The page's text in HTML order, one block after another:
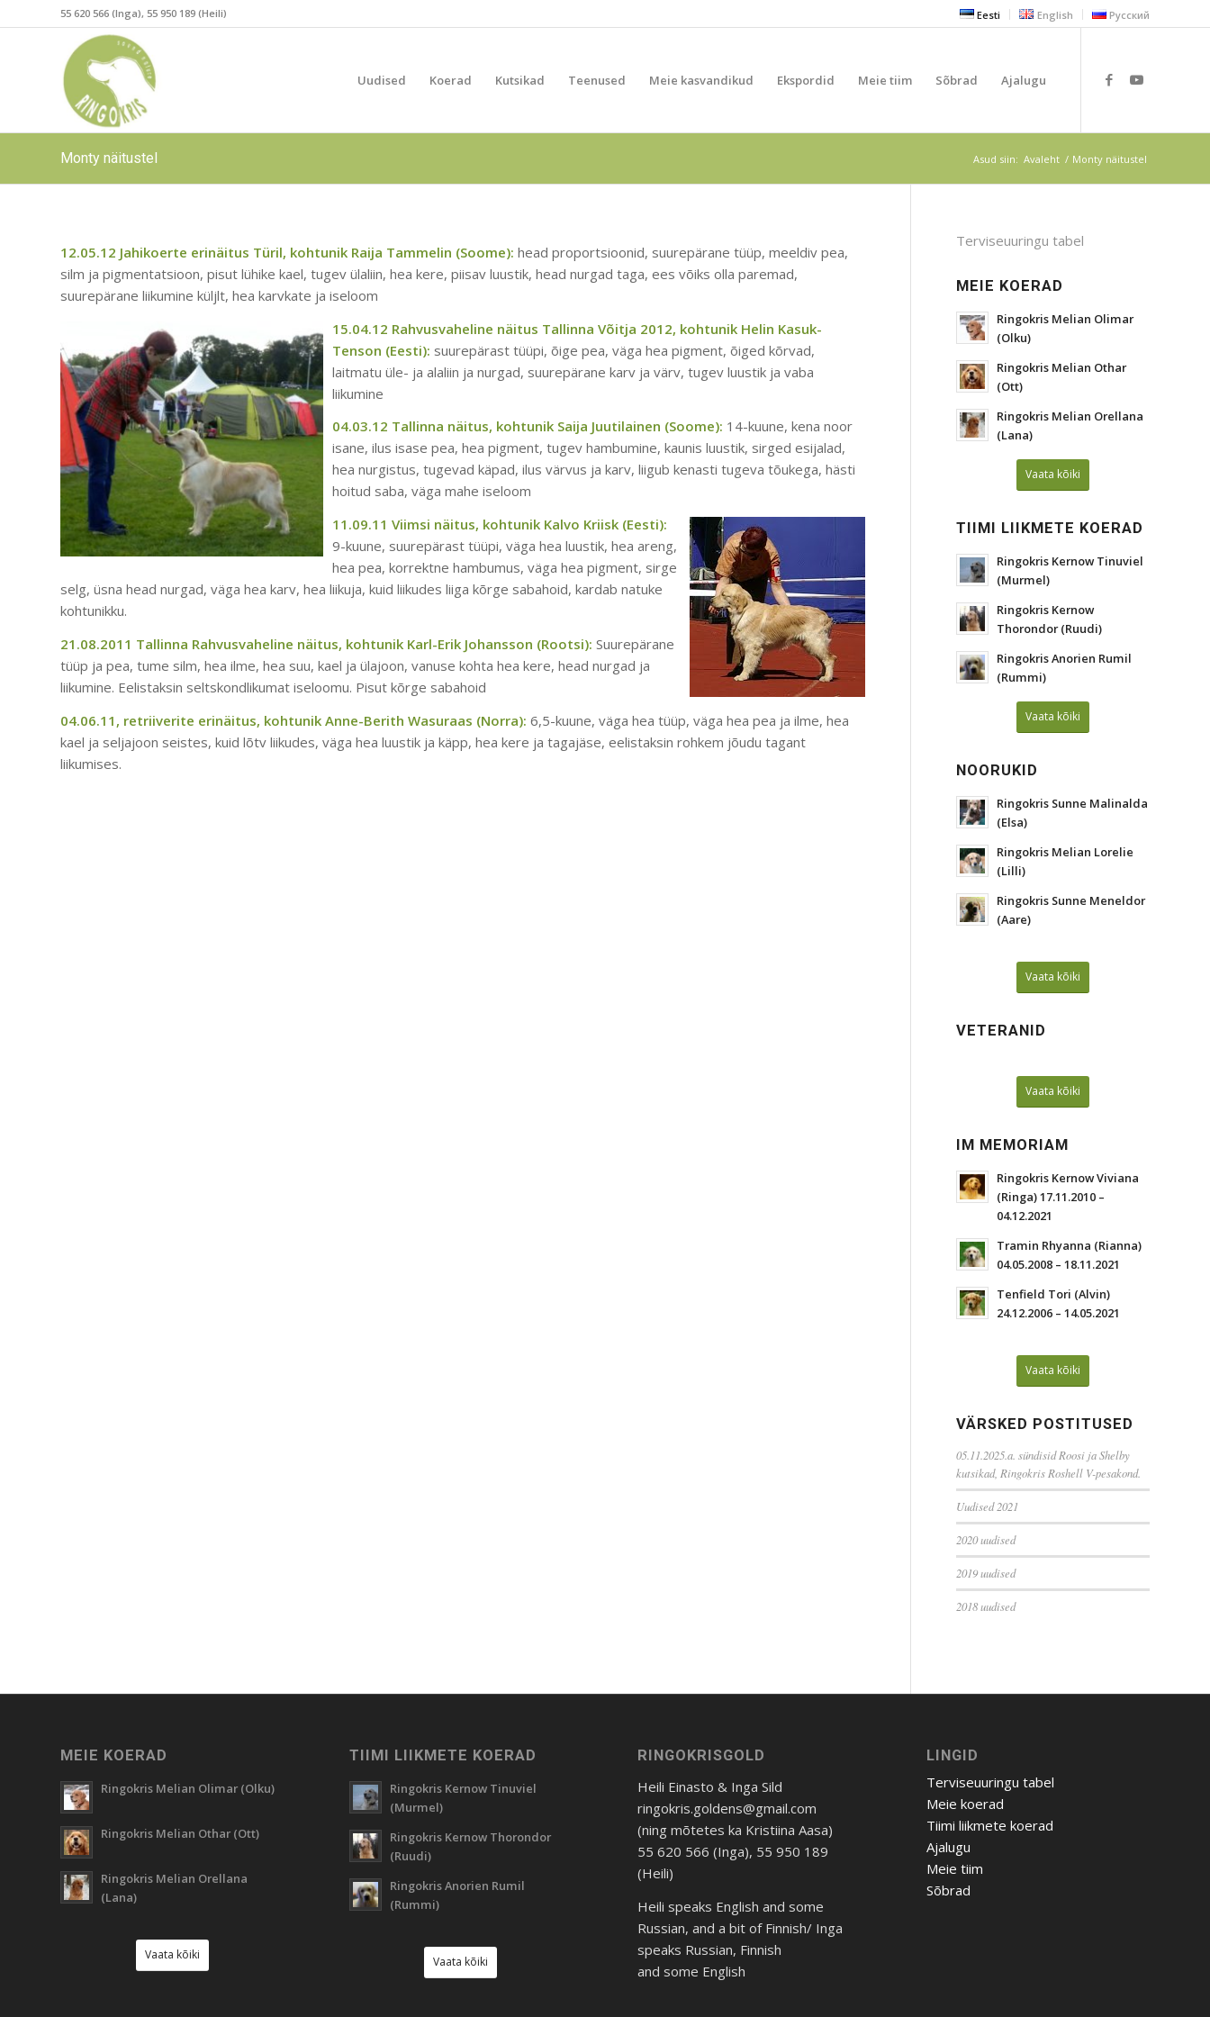
Eesti English Русский
55 620 566 (Inga), 55 950 189 (Heili)
Uudised Koerad Kutsikad Teenused Meie kasvandikud Ekspordid Meie tiim Sõbrad Ajalugu
Monty näitustel Asud siin: Avaleht / Monty näitustel
12.05.12 Jahikoerte erinäitus Türil, kohtunik Raija Tammelin (Soome): head proportsioonid, suurepärane tüüp, meeldiv pea,
silm ja pigmentatsioon, pisut lühike kael, tugev ülaliin, hea kere, piisav luustik, head nurgad taga, ees võiks olla paremad,
suurepärane liikumine küljlt, hea karvkate ja iseloom
15.04.12 Rahvusvaheline näitus Tallinna Võitja 2012, kohtunik Helin Kasuk-
Tenson (Eesti): suurepärast tüüpi, õige pea, väga hea pigment, õiged kõrvad,
laitmatu üle- ja alaliin ja nurgad, suurepärane karv ja värv, tugev luustik ja vaba
liikumine
04.03.12 Tallinna näitus, kohtunik Saija Juutilainen (Soome): 14-kuune, kena noor
isane, ilus isase pea, hea pigment, tugev hambumine, kaunis luustik, sirged esijalad,
hea nurgistus, tugevad käpad, ilus värvus ja karv, liigub kenasti tugeva tõukega, hästi
hoitud saba, väga mahe iseloom
11.09.11 Viimsi näitus, kohtunik Kalvo Kriisk (Eesti):
9-kuune, suurepärast tüüpi, väga hea luustik, hea areng,
hea pea, korrektne hambumus, väga hea pigment, sirge
selg, üsna head nurgad, väga hea karv, hea liikuja, kuid liikudes liiga kõrge sabahoid, kardab natuke
kohtunikku.
21.08.2011 Tallinna Rahvusvaheline näitus, kohtunik Karl-Erik Johansson (Rootsi): Suurepärane
tüüp ja pea, tume silm, hea ilme, hea suu, kael ja ülajoon, vanuse kohta hea kere, head nurgad ja
liikumine. Eelistaksin seltskondlikumat iseloomu. Pisut kõrge sabahoid
04.06.11, retriiverite erinäitus, kohtunik Anne-Berith Wasuraas (Norra): 6,5-kuune, väga hea tüüp, väga hea pea ja ilme, hea
kael ja seljajoon seistes, kuid lõtv liikudes, väga hea luustik ja käpp, hea kere ja tagajäse, eelistaksin rohkem jõudu tagant
liikumises.
Terviseuuringu tabel
MEIE KOERAD
Ringokris Melian Olimar
(Olku)
Ringokris Melian Othar
(Ott)
Ringokris Melian Orellana
(Lana)
Vaata kõiki
TIIMI LIIKMETE KOERAD
Ringokris Kernow Tinuviel
(Murmel)
Ringokris Kernow
Thorondor (Ruudi)
Ringokris Anorien Rumil
(Rummi)
Vaata kõiki
NOORUKID
Ringokris Sunne Malinalda
(Elsa)
Ringokris Melian Lorelie
(Lilli)
Ringokris Sunne Meneldor
(Aare)
Vaata kõiki
VETERANID
Vaata kõiki
IM MEMORIAM
Ringokris Kernow Viviana
(Ringa) 17.11.2010 –
04.12.2021
Tramin Rhyanna (Rianna)
04.05.2008 – 18.11.2021
Tenfield Tori (Alvin)
24.12.2006 – 14.05.2021
Vaata kõiki
VÄRSKED POSTITUSED
05.11.2025.a. sündisid Roosi ja Shelby
kutsikad, Ringokris Roshell V-pesakond.
Uudised 2021
2020 uudised
2019 uudised
2018 uudised
MEIE KOERAD
Ringokris Melian Olimar (Olku)
Ringokris Melian Othar (Ott)
Ringokris Melian Orellana
(Lana)
Vaata kõiki
TIIMI LIIKMETE KOERAD
Ringokris Kernow Tinuviel
(Murmel)
Ringokris Kernow Thorondor
(Ruudi)
Ringokris Anorien Rumil
(Rummi)
Vaata kõiki
RINGOKRISGOLD
Heili Einasto & Inga Sild
ringokris.goldens@gmail.com
(ning mõtetes ka Kristiina Aasa)
55 620 566 (Inga), 55 950 189
(Heili)
Heili speaks English and some
Russian, and a bit of Finnish/ Inga
speaks Russian, Finnish
and some English
LINGID
Terviseuuringu tabel
Meie koerad
Tiimi liikmete koerad
Ajalugu
Meie tiim
Sõbrad